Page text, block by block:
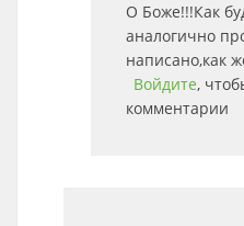
О Боже!!!Как
аналогично
написано,как
Войдите,
комментарии